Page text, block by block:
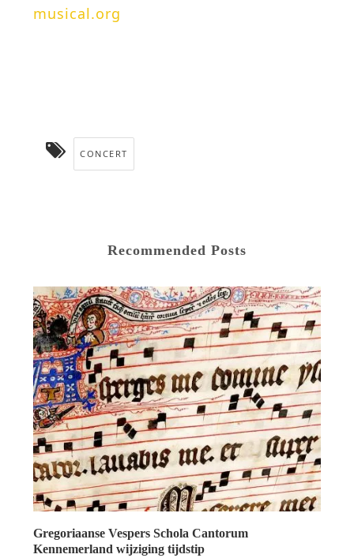
musical.org
CONCERT
Recommended Posts
Gregoriaanse Vespers Schola Cantorum
Kennemerland wijziging tijdstip